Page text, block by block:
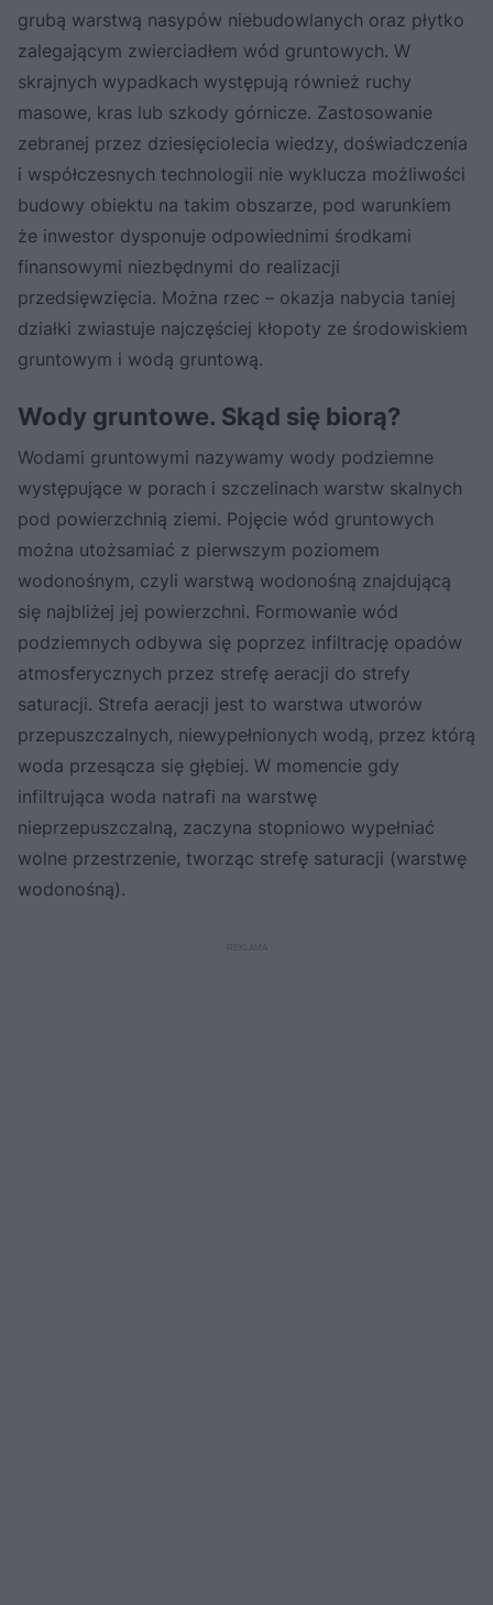
grubą warstwą nasypów niebudowlanych oraz płytko
zalegającym zwierciadłem wód gruntowych. W
skrajnych wypadkach występują również ruchy
masowe, kras lub szkody górnicze. Zastosowanie
zebranej przez dziesięciolecia wiedzy, doświadczenia
i współczesnych technologii nie wyklucza możliwości
budowy obiektu na takim obszarze, pod warunkiem
że inwestor dysponuje odpowiednimi środkami
finansowymi niezbędnymi do realizacji
przedsięwzięcia. Można rzec – okazja nabycia taniej
działki zwiastuje najczęściej kłopoty ze środowiskiem
gruntowym i wodą gruntową.
Wody gruntowe. Skąd się biorą?
Wodami gruntowymi nazywamy wody podziemne
występujące w porach i szczelinach warstw skalnych
pod powierzchnią ziemi. Pojęcie wód gruntowych
można utożsamiać z pierwszym poziomem
wodonośnym, czyli warstwą wodonośną znajdującą
się najbliżej jej powierzchni. Formowanie wód
podziemnych odbywa się poprzez infiltrację opadów
atmosferycznych przez strefę aeracji do strefy
saturacji. Strefa aeracji jest to warstwa utworów
przepuszczalnych, niewypełnionych wodą, przez którą
woda przesącza się głębiej. W momencie gdy
infiltrująca woda natrafi na warstwę
nieprzepuszczalną, zaczyna stopniowo wypełniać
wolne przestrzenie, tworząc strefę saturacji (warstwę
wodonośną).